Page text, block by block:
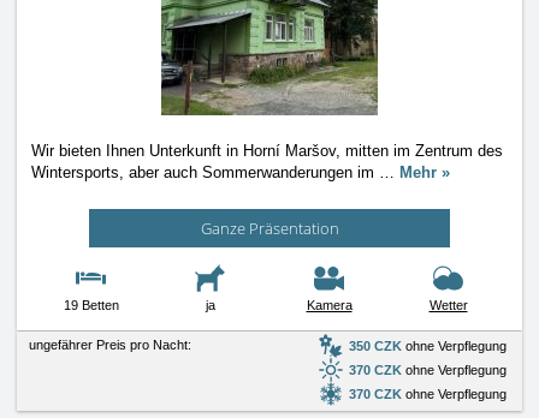
Wir bieten Ihnen Unterkunft in Horní Maršov, mitten im Zentrum des
Wintersports, aber auch Sommerwanderungen im … Mehr »
Ganze Präsentation
19 Betten ja Kamera Wetter
ungefährer Preis pro Nacht: 350 CZK ohne Verpflegung
370 CZK ohne Verpflegung
370 CZK ohne Verpflegung